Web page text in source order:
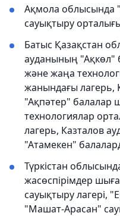
Ақмола облысында
сауықтыру
Батыс Қазақстан
ауданының
және жаңа
жанындағы лагерь,
"Ақпәтер"
технологиялар
лагерь, Казталов
"Атамекен"
Түркістан
жасөспірімдер
сауықтыру лагері,
"Машат-Арасан"